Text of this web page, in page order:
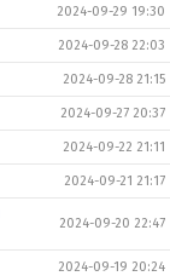
2024-09-29 19:30
2024-09-28 22:03
2024-09-28 21:15
2024-09-27 20:37
2024-09-22 21:11
2024-09-21 21:17
2024-09-20 22:47
2024-09-19 20:24